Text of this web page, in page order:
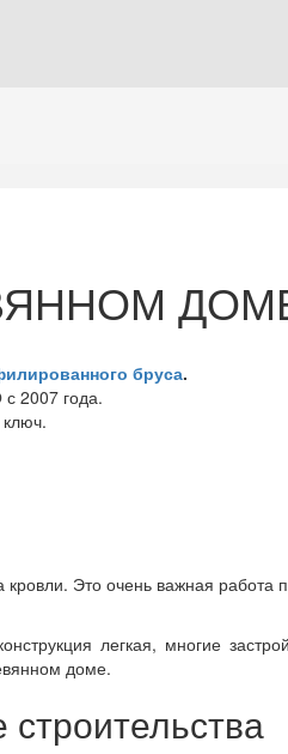
бруса.
2007 года.
ключ.
Это очень важная работа
легкая, многие
доме.